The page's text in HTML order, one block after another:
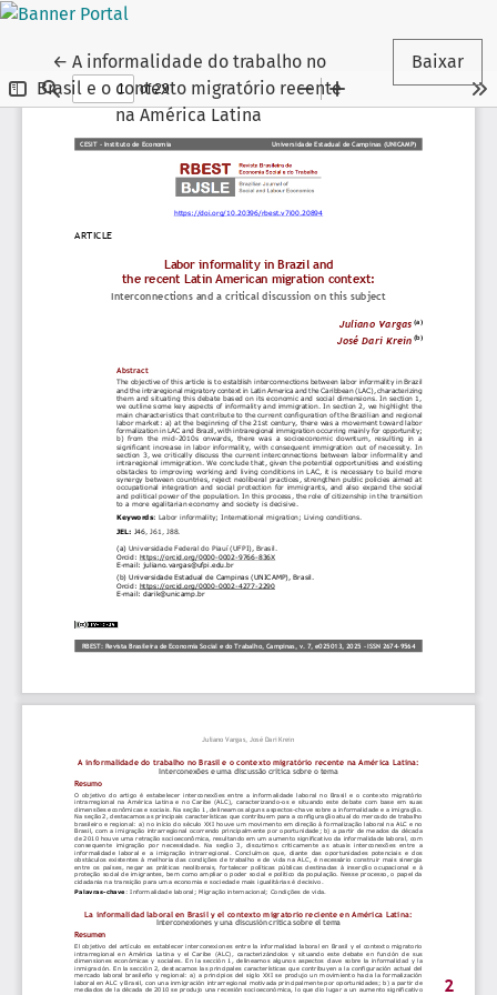
← Voltar aos Detalhes do Artigo
A informalidade do trabalho no
Brasil e o contexto migratório recente
na América Latina
Baixar